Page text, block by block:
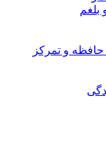
حافظه و تمرکز